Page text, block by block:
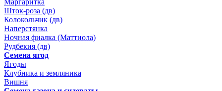
Маргаритка
Шток-роза (дв)
Колокольчик (дв)
Наперстянка
Ночная фиалка (Маттиола)
Рудбекия (дв)
Семена ягод
Ягоды
Клубника и земляника
Вишня